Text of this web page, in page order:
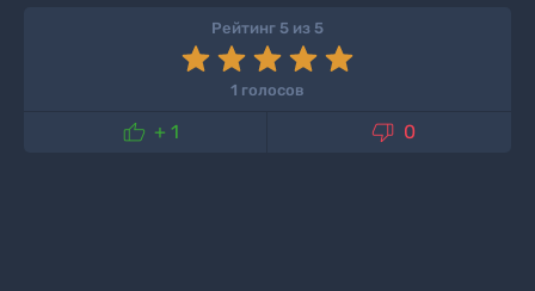
Рейтинг 5 из 5
1 голосов
 + 1  0